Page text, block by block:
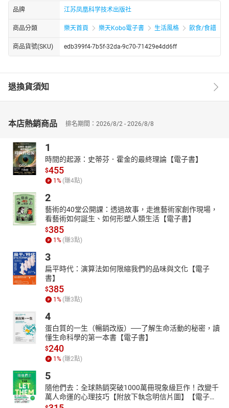
品牌 江苏凤凰科学技术出版社
商品分類 樂天首頁 樂天Kobo電子書 生活風格 飲食/食譜
商品貨號(SKU) edb399f4-7b5f-32da-9c70-71429e4dd6ff
退換貨須知
本店熱銷商品 排名期間：2026/8/2 - 2026/8/8
1
時間的起源：史蒂芬．霍金的最終理論【電子書】
$455
1% (賺4點)
2
藝術的40堂公開課：透過故事，走進藝術家創作現場，
看藝術如何誕生、如何形塑人類生活【電子書】
$385
1% (賺3點)
3
扁平時代：演算法如何限縮我們的品味與文化【電子
書】
$385
1% (賺3點)
4
蛋白質的一生（暢銷改版）──了解生命活動的秘密，讀
懂生命科學的第一本書【電子書】
$240
1% (賺2點)
5
隨他們去：全球熱銷突破1000萬冊現象級巨作！改變千
萬人命運的心理技巧【附放下執念明信片圖】【電子
書】